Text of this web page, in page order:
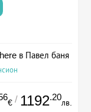
в Павел баня
€ / 1192.20
лв.